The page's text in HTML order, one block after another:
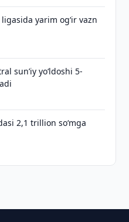
yarim og‘ir vazn
sun’iy yo‘ldoshi 5-
2,1 trillion so‘mga